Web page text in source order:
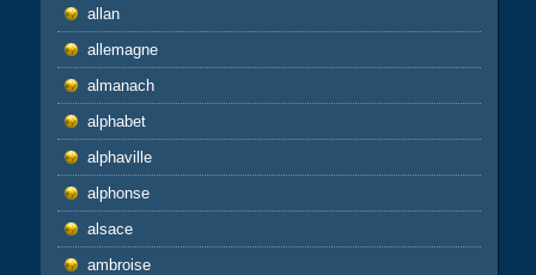
allan
allemagne
almanach
alphabet
alphaville
alphonse
alsace
ambroise